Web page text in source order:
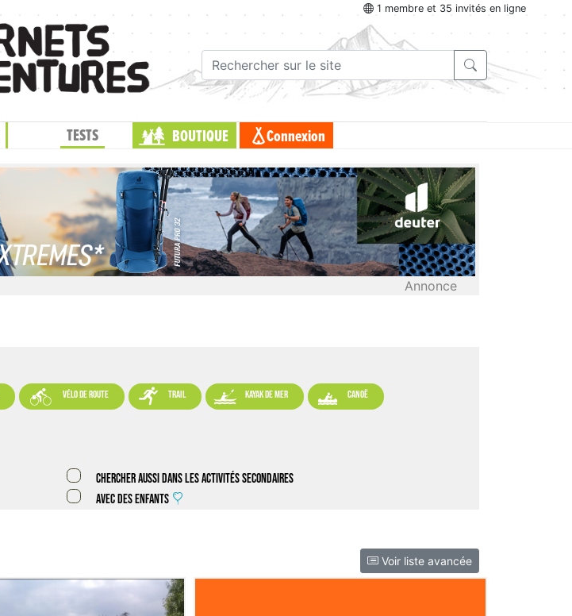
1 membre et 35 invités en ligne
TESTS BOUTIQUE Connexion
Annonce
 vélo de route  trail  kayak de mer  canoë
Chercher aussi dans les activités secondaires
Avec des enfants
Voir liste avancée